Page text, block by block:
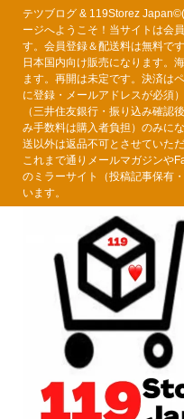
テツブログ & 119Storez
ージへようこそ！当サイトは会
す。会員登録＆配送料は無料で
日本国内向け販売になります。
ます。再開は未定です。決済は
に登録・メールアドレスが必須
（三井住友銀行・振り込み確認
み手数料は購入者負担）のみに
送以外は返品不可とさせていただ
これまで通りメールマガジンや
のミラーサイト（投稿記事保有
います。